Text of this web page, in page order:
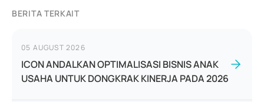
BERITA TERKAIT
05 AUGUST 2026
ICON ANDALKAN OPTIMALISASI BISNIS ANAK
USAHA UNTUK DONGKRAK KINERJA PADA 2026